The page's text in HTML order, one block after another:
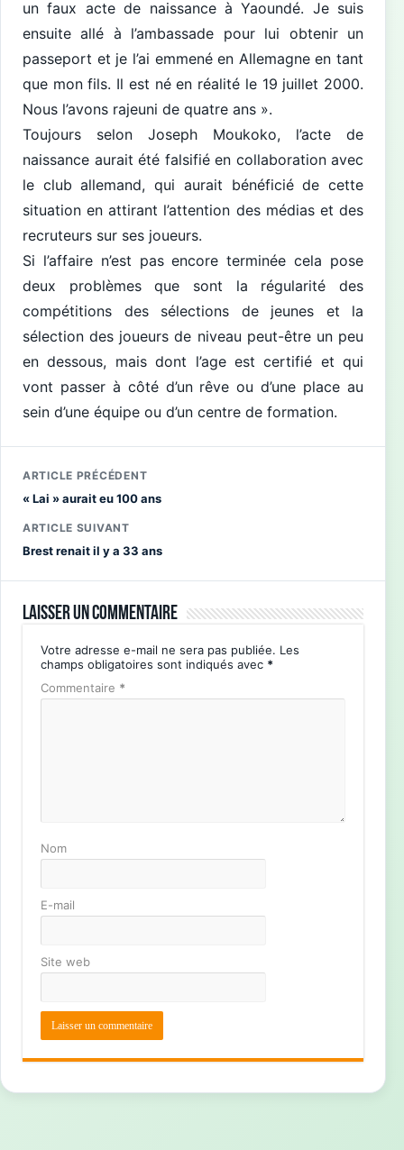
un faux acte de naissance à Yaoundé. Je suis
ensuite allé à l’ambassade pour lui obtenir un
passeport et je l’ai emmené en Allemagne en tant
que mon fils. Il est né en réalité le 19 juillet 2000.
Nous l’avons rajeuni de quatre ans ».
Toujours selon Joseph Moukoko, l’acte de
naissance aurait été falsifié en collaboration avec
le club allemand, qui aurait bénéficié de cette
situation en attirant l’attention des médias et des
recruteurs sur ses joueurs.
Si l’affaire n’est pas encore terminée cela pose
deux problèmes que sont la régularité des
compétitions des sélections de jeunes et la
sélection des joueurs de niveau peut-être un peu
en dessous, mais dont l’age est certifié et qui
vont passer à côté d’un rêve ou d’une place au
sein d’une équipe ou d’un centre de formation.
ARTICLE PRÉCÉDENT
« Lai » aurait eu 100 ans
ARTICLE SUIVANT
Brest renait il y a 33 ans
Laisser un commentaire
Votre adresse e-mail ne sera pas publiée. Les
champs obligatoires sont indiqués avec *
Commentaire *
Nom
E-mail
Site web